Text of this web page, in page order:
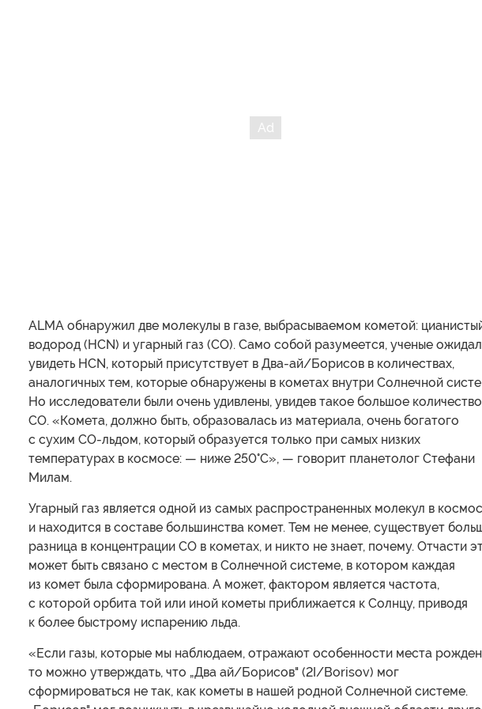
ALMA обнаружил две молекулы в газе, выбрасываемом кометой:
водород (HCN) и угарный газ (CO). Само собой разумеется, ученые
увидеть HCN, который присутствует в Два-ай/Борисов в количествах,
аналогичных тем, которые обнаружены в кометах внутри Солнечной
Но исследователи были очень удивлены, увидев такое большое количество
CO. «Комета, должно быть, образовалась из материала, очень богатого
с сухим CO-льдом, который образуется только при самых низких
температурах в космосе: — ниже 250°C», — говорит планетолог Стефани
Милам.
Угарный газ является одной из самых распространенных молекул в
и находится в составе большинства комет. Тем не менее, существует
разница в концентрации СО в кометах, и никто не знает, почему. Отчасти
может быть связано с местом в Солнечной системе, в котором каждая
из комет была сформирована. А может, фактором является частота,
с которой орбита той или иной кометы приближается к Солнцу, приводя
к более быстрому испарению льда.
«Если газы, которые мы наблюдаем, отражают особенности места
то можно утверждать, что „Два ай/Борисов" (2I/Borisov) мог
сформироваться не так, как кометы в нашей родной Солнечной системе.